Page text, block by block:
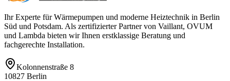
Ihr Experte für Wärmepumpen und moderne Heiztechnik in Berlin
Süd und Potsdam. Als zertifizierter Partner von Vaillant, OVUM
und Lambda bieten wir Ihnen erstklassige Beratung und
fachgerechte Installation.
Kolonnenstraße 8
10827 Berlin